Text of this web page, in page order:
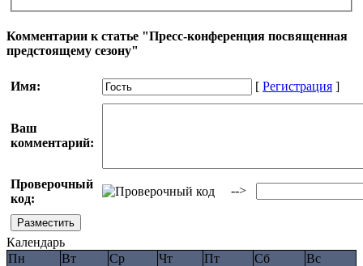
Комментарии к статье "Пресс-конференция посвященная
предстоящему сезону"
Имя: [ Регистрация ]
Ваш
комментарий:
Проверочный
код:
-->
Календарь
Пн
Вт Ср Чт Пт Сб
Вс